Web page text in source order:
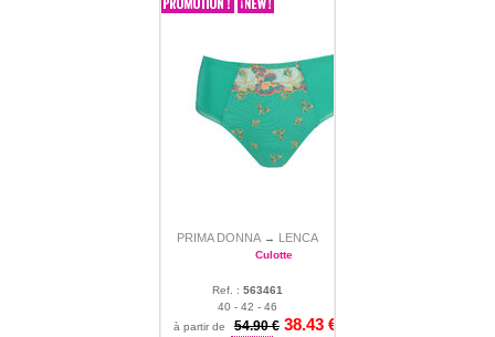
PRIMA DONNA → LENCA
Culotte
Ref. : 563461
40 - 42 - 46
à partir de
54.90 € 38.43 €